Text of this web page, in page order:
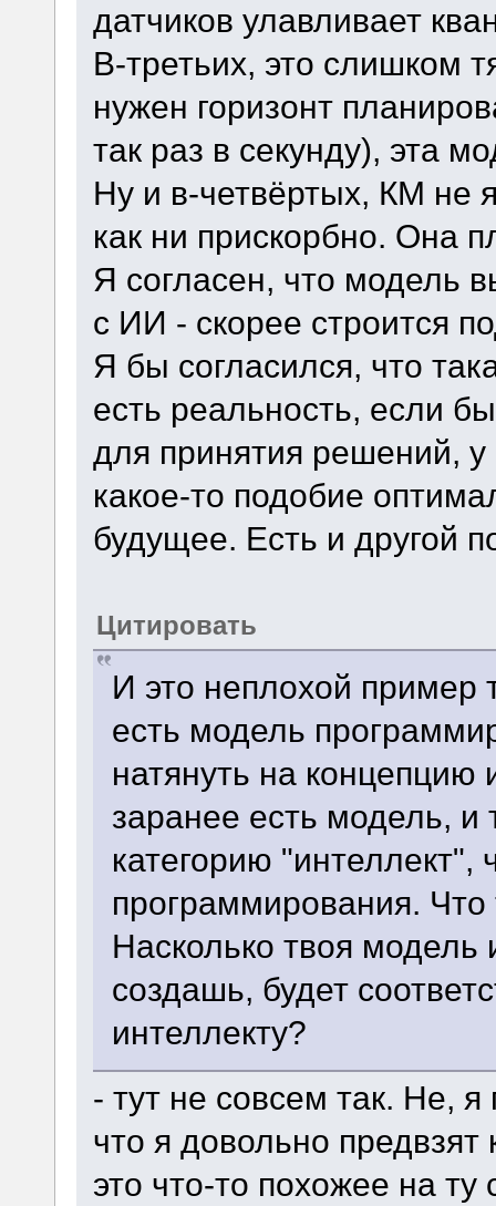
датчиков улавливает
В-третьих, это слишком
нужен горизонт
так раз в секунду), эта
Ну и в-четвёртых, КМ не
как ни прискорбно. Она
Я согласен, что модель
с ИИ - скорее строится
Я бы согласился, что
есть реальность, если
для принятия решений, у
какое-то подобие
будущее. Есть и другой
Цитировать
И это неплохой пример
есть модель
натянуть на концепцию
заранее есть модель,
категорию
программирования.
Насколько твоя модель
создашь, будет
интеллекту?
- тут не совсем так. Не,
что я довольно
это что-то похожее на